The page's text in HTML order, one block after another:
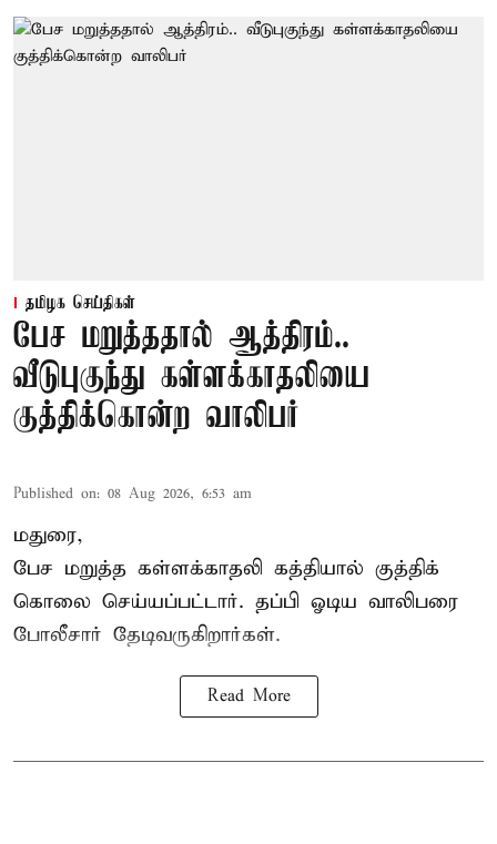
தமிழக செய்திகள்
பேச மறுத்ததால் ஆத்திரம்..
வீடுபுகுந்து கள்ளக்காதலியை
குத்திக்கொன்ற வாலிபர்
Published on: 08 Aug 2026, 6:53 am
மதுரை,
பேச மறுத்த கள்ளக்காதலி கத்தியால் குத்திக்
கொலை செய்யப்பட்டார். தப்பி ஓடிய வாலிபரை
போலீசார் தேடிவருகிறார்கள்.
Read More